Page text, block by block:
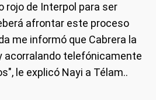
rojo de Interpol para ser
afrontar este proceso
me informó que Cabrera la
acorralando telefónicamente
le explicó Nayi a Télam..